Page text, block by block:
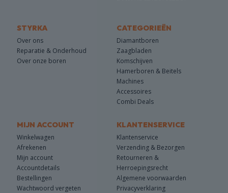
STYRKA
Over ons
Reparatie & Onderhoud
Over onze boren
CATEGORIEËN
Diamantboren
Zaagbladen
Komschijven
Hamerboren & Beitels
Machines
Accessoires
Combi Deals
MIJN ACCOUNT
Winkelwagen
Afrekenen
Mijn account
Accountdetails
Bestellingen
Wachtwoord vergeten
KLANTENSERVICE
Klantenservice
Verzending & Bezorgen
Retourneren &
Herroepingsrecht
Algemene voorwaarden
Privacyverklaring